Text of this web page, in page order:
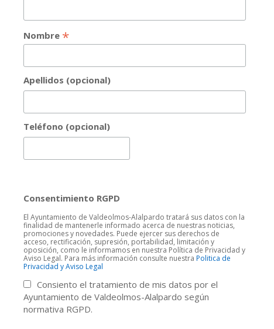
Nombre *
Apellidos (opcional)
Teléfono (opcional)
Consentimiento RGPD
El Ayuntamiento de Valdeolmos-Alalpardo tratará sus datos con la
finalidad de mantenerle informado acerca de nuestras noticias,
promociones y novedades. Puede ejercer sus derechos de
acceso, rectificación, supresión, portabilidad, limitación y
oposición, como le informamos en nuestra Política de Privacidad y
Aviso Legal. Para más información consulte nuestraPolitica de
Privacidad y Aviso Legal
Consiento el tratamiento de mis datos por el
Ayuntamiento de Valdeolmos-Alalpardo según
normativa RGPD.